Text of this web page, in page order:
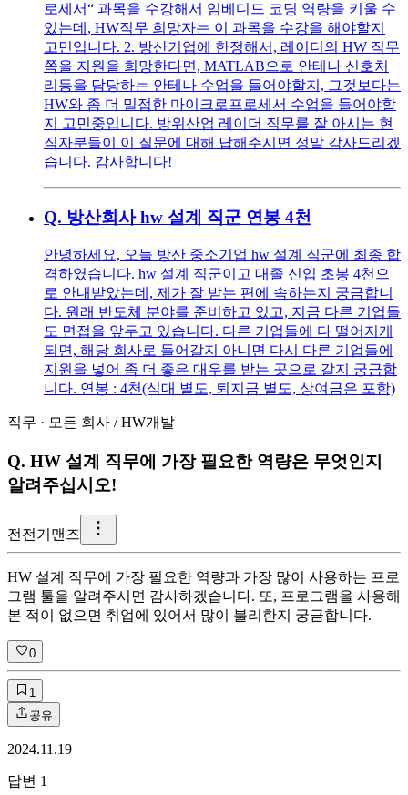
로세서“ 과목을 수강해서 임베디드 코딩 역량을 키울 수
있는데, HW직무 희망자는 이 과목을 수강을 해야할지
고민입니다. 2. 방산기업에 한정해서, 레이더의 HW 직무
쪽을 지원을 희망한다면, MATLAB으로 안테나 신호처
리등을 담당하는 안테나 수업을 들어야할지, 그것보다는
HW와 좀 더 밀접한 마이크로프로세서 수업을 들어야할
지 고민중입니다. 방위산업 레이더 직무를 잘 아시는 현
직자분들이 이 질문에 대해 답해주시면 정말 감사드리겠
습니다. 감사합니다!
Q. 방산회사 hw 설계 직군 연봉 4천
안녕하세요, 오늘 방산 중소기업 hw 설계 직군에 최종 합
격하였습니다. hw 설계 직군이고 대졸 신입 초봉 4천으
로 안내받았는데, 제가 잘 받는 편에 속하는지 궁금합니
다. 원래 반도체 분야를 준비하고 있고, 지금 다른 기업들
도 면접을 앞두고 있습니다. 다른 기업들에 다 떨어지게
되면, 해당 회사로 들어갈지 아니면 다시 다른 기업들에
지원을 넣어 좀 더 좋은 대우를 받는 곳으로 갈지 궁금합
니다. 연봉 : 4천(식대 별도, 퇴지금 별도, 상여금은 포함)
직무 · 모든 회사 /HW개발
Q. HW 설계 직무에 가장 필요한 역량은 무엇인지
알려주십시오!
전 전기맨즈
HW 설계 직무에 가장 필요한 역량과 가장 많이 사용하는 프로
그램 툴을 알려주시면 감사하겠습니다. 또, 프로그램을 사용해
본 적이 없으면 취업에 있어서 많이 불리한지 궁금합니다.
0
1
공유
2024.11.19
답변 1